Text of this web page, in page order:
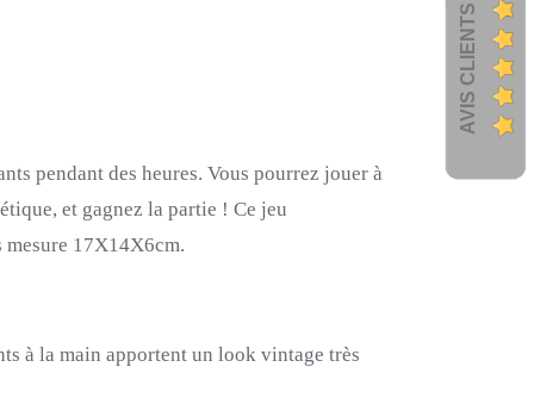
pendant des heures. Vous pourrez jouer à
et gagnez la partie ! Ce jeu
17X14X6cm.
à la main apportent un look vintage très
AVIS CLIENTS